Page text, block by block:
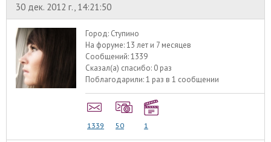
30 дек. 2012 г., 14:21:50
Город: Ступино
На форуме:13 лет и 7 месяцев
Сообщений:1339
Сказал(а) спасибо: 0 раз
Поблагодарили:1 раз в 1 сообщении
1339 50 1